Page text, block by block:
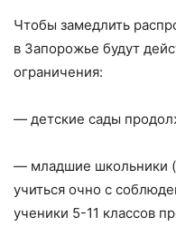
Чтобы замедлить
в Запорожье будут
ограничения:
— детские сады
— младшие школьники
учиться очно с
ученики 5-11 классов